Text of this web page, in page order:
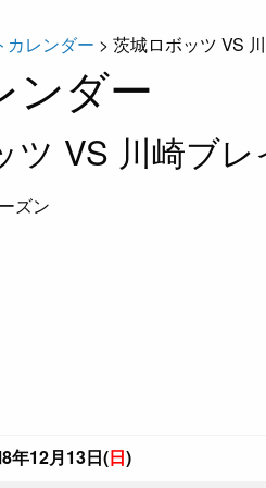
カレンダー > 茨城ロボッツ VS
ンダー
ツ VS 川崎ブ
ズン
年12月13日(日)